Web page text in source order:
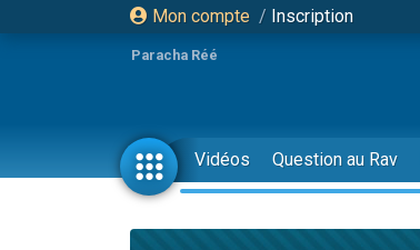
Mon compte / Inscription
Paracha Réé
Vidéos Question au Rav